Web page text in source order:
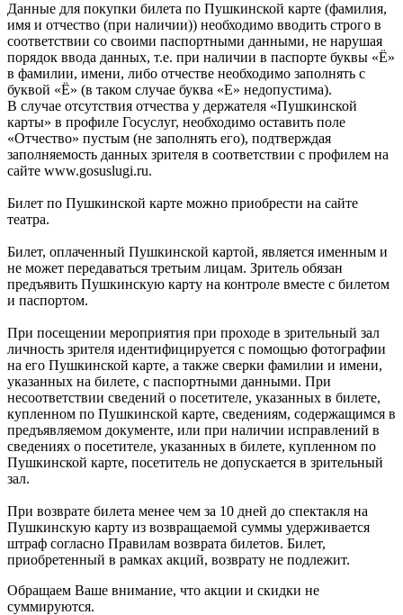
Данные для покупки билета по Пушкинской карте (фамилия,
имя и отчество (при наличии)) необходимо вводить строго в
соответствии со своими паспортными данными, не нарушая
порядок ввода данных, т.е. при наличии в паспорте буквы «Ё»
в фамилии, имени, либо отчестве необходимо заполнять с
буквой «Ё» (в таком случае буква «Е» недопустима).
В случае отсутствия отчества у держателя «Пушкинской
карты» в профиле Госуслуг, необходимо оставить поле
«Отчество» пустым (не заполнять его), подтверждая
заполняемость данных зрителя в соответствии с профилем на
сайте www.gosuslugi.ru.
Билет по Пушкинской карте можно приобрести на сайте
театра.
Билет, оплаченный Пушкинской картой, является именным и
не может передаваться третьим лицам. Зритель обязан
предъявить Пушкинскую карту на контроле вместе с билетом
и паспортом.
При посещении мероприятия при проходе в зрительный зал
личность зрителя идентифицируется с помощью фотографии
на его Пушкинской карте, а также сверки фамилии и имени,
указанных на билете, с паспортными данными. При
несоответствии сведений о посетителе, указанных в билете,
купленном по Пушкинской карте, сведениям, содержащимся в
предъявляемом документе, или при наличии исправлений в
сведениях о посетителе, указанных в билете, купленном по
Пушкинской карте, посетитель не допускается в зрительный
зал.
При возврате билета менее чем за 10 дней до спектакля на
Пушкинскую карту из возвращаемой суммы удерживается
штраф согласно Правилам возврата билетов. Билет,
приобретенный в рамках акций, возврату не подлежит.
Обращаем Ваше внимание, что акции и скидки не
суммируются.